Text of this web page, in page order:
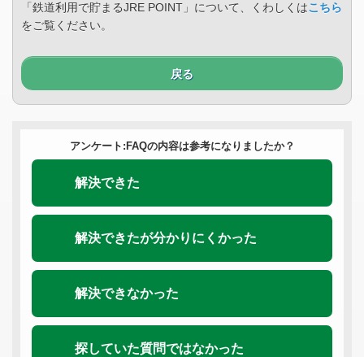
「鉄道利用で貯まるJRE POINT」について、くわしくはこちら
をご覧ください。
戻る
アンケート:FAQの内容は参考になりましたか？
解決できた
解決できたが分かりにくかった
解決できなかった
探していた質問ではなかった